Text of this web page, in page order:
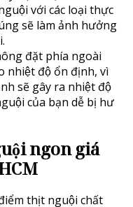
với các loại thực
sẽ làm ảnh hưởng
đặt phía ngoài
nhiệt độ ổn định, vì
sẽ gây ra nhiệt độ
của bạn dễ bị hư
ngon giá
thịt nguội chất